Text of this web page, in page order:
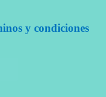
y condiciones